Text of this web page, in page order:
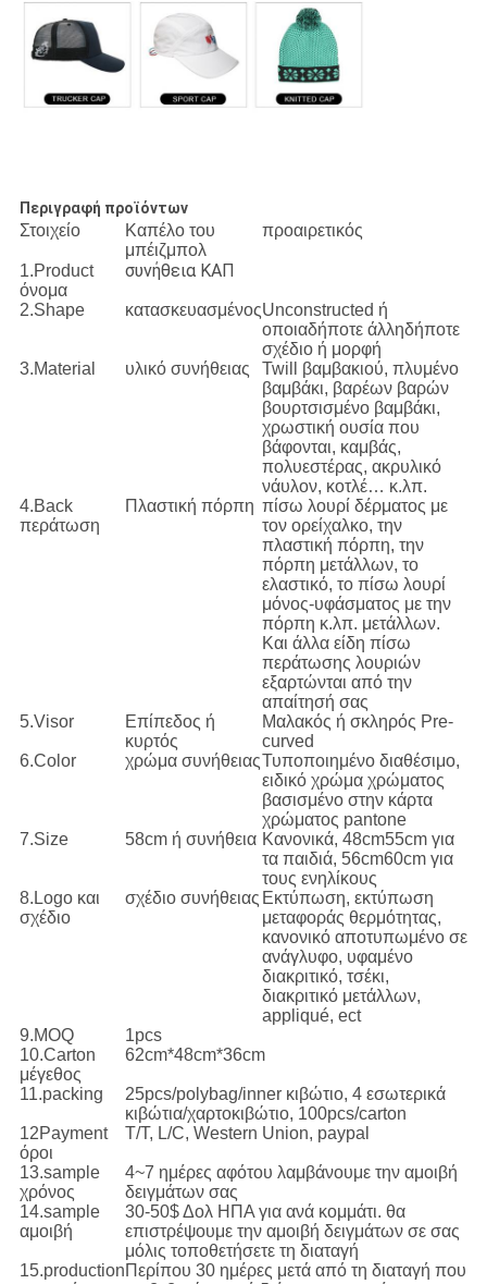
Περιγραφή προϊόντων
Στοιχείο
Καπέλο του
μπέιζμπολ
προαιρετικός
1.Product
όνομα
συνήθεια ΚΑΠ
2.Shape κατασκευασμένοςUnconstructed ή
οποιαδήποτε άλληδήποτε
σχέδιο ή μορφή
3.Material
υλικό συνήθειας
Twill βαμβακιού, πλυμένο
βαμβάκι, βαρέων βαρών
βουρτσισμένο βαμβάκι,
χρωστική ουσία που
βάφονται, καμβάς,
πολυεστέρας, ακρυλικό
νάυλον, κοτλέ… κ.λπ.
4.Back
περάτωση
Πλαστική πόρπη πίσω λουρί δέρματος με
τον ορείχαλκο, την
πλαστική πόρπη, την
πόρπη μετάλλων, το
ελαστικό, το πίσω λουρί
μόνος-υφάσματος με την
πόρπη κ.λπ. μετάλλων.
Και άλλα είδη πίσω
περάτωσης λουριών
εξαρτώνται από την
απαίτησή σας
5.Visor
Επίπεδος ή
κυρτός
Μαλακός ή σκληρός Pre-
curved
6.Color
χρώμα συνήθειαςΤυποποιημένο διαθέσιμο,
ειδικό χρώμα χρώματος
βασισμένο στην κάρτα
χρώματος pantone
7.Size
58cm ή συνήθεια Κανονικά, 48cm55cm για
τα παιδιά, 56cm60cm για
τους ενηλίκους
8.Logo και
σχέδιο
σχέδιο συνήθειας Εκτύπωση, εκτύπωση
μεταφοράς θερμότητας,
κανονικό αποτυπωμένο σε
ανάγλυφο, υφαμένο
διακριτικό, τσέκι,
διακριτικό μετάλλων,
appliqué, ect
9.MOQ
1pcs
10.Carton
μέγεθος
62cm*48cm*36cm
11.packing
25pcs/polybag/inner κιβώτιο, 4 εσωτερικά
κιβώτια/χαρτοκιβώτιο, 100pcs/carton
12Payment
όροι
T/T, L/C, Western Union, paypal
13.sample
χρόνος
4~7 ημέρες αφότου λαμβάνουμε την αμοιβή
δειγμάτων σας
14.sample
αμοιβή
30-50$ Δολ ΗΠΑ για ανά κομμάτι. θα
επιστρέψουμε την αμοιβή δειγμάτων σε σας
μόλις τοποθετήσετε τη διαταγή
15.productionΠερίπου 30 ημέρες μετά από τη διαταγή που